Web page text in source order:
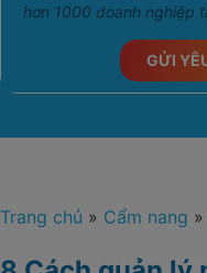
hơn 1000 doanh nghiệp
GỬI
Trang chủ » Cẩm nang »